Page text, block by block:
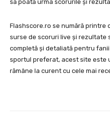
să poată urma scorurile și
Flashscore.ro se numără printre
surse de scoruri live și rezultate
completă și detaliată pentru
sportul preferat, acest site este
rămâne la curent cu cele mai